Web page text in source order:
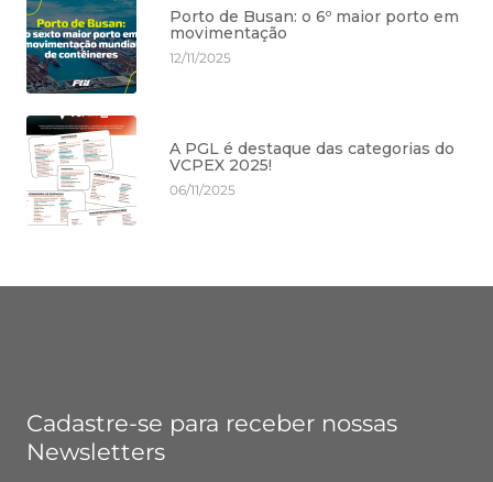
Porto de Busan: o 6º maior porto em
movimentação
12/11/2025
A PGL é destaque das categorias do
VCPEX 2025!
06/11/2025
Cadastre-se para receber nossas
Newsletters